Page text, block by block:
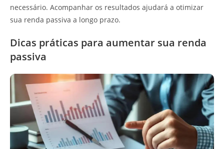
necessário. Acompanhar os resultados ajudará a otimizar
sua renda passiva a longo prazo.
Dicas práticas para aumentar sua renda
passiva